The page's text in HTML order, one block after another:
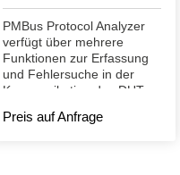
PMBus Protocol Analyzer
verfügt über mehrere
Funktionen zur Erfassung
und Fehlersuche in der
Kommunikation des DUT.
Preis auf Anfrage